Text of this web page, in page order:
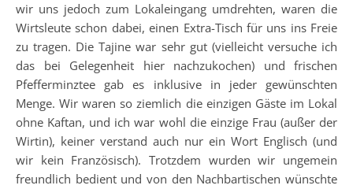
wir uns jedoch zum Lokaleingang umdrehten, waren die
Wirtsleute schon dabei, einen Extra-Tisch für uns ins Freie
zu tragen. Die Tajine war sehr gut (vielleicht versuche ich
das bei Gelegenheit hier nachzukochen) und frischen
Pfefferminztee gab es inklusive in jeder gewünschten
Menge. Wir waren so ziemlich die einzigen Gäste im Lokal
ohne Kaftan, und ich war wohl die einzige Frau (außer der
Wirtin), keiner verstand auch nur ein Wort Englisch (und
wir kein Französisch). Trotzdem wurden wir ungemein
freundlich bedient und von den Nachbartischen wünschte